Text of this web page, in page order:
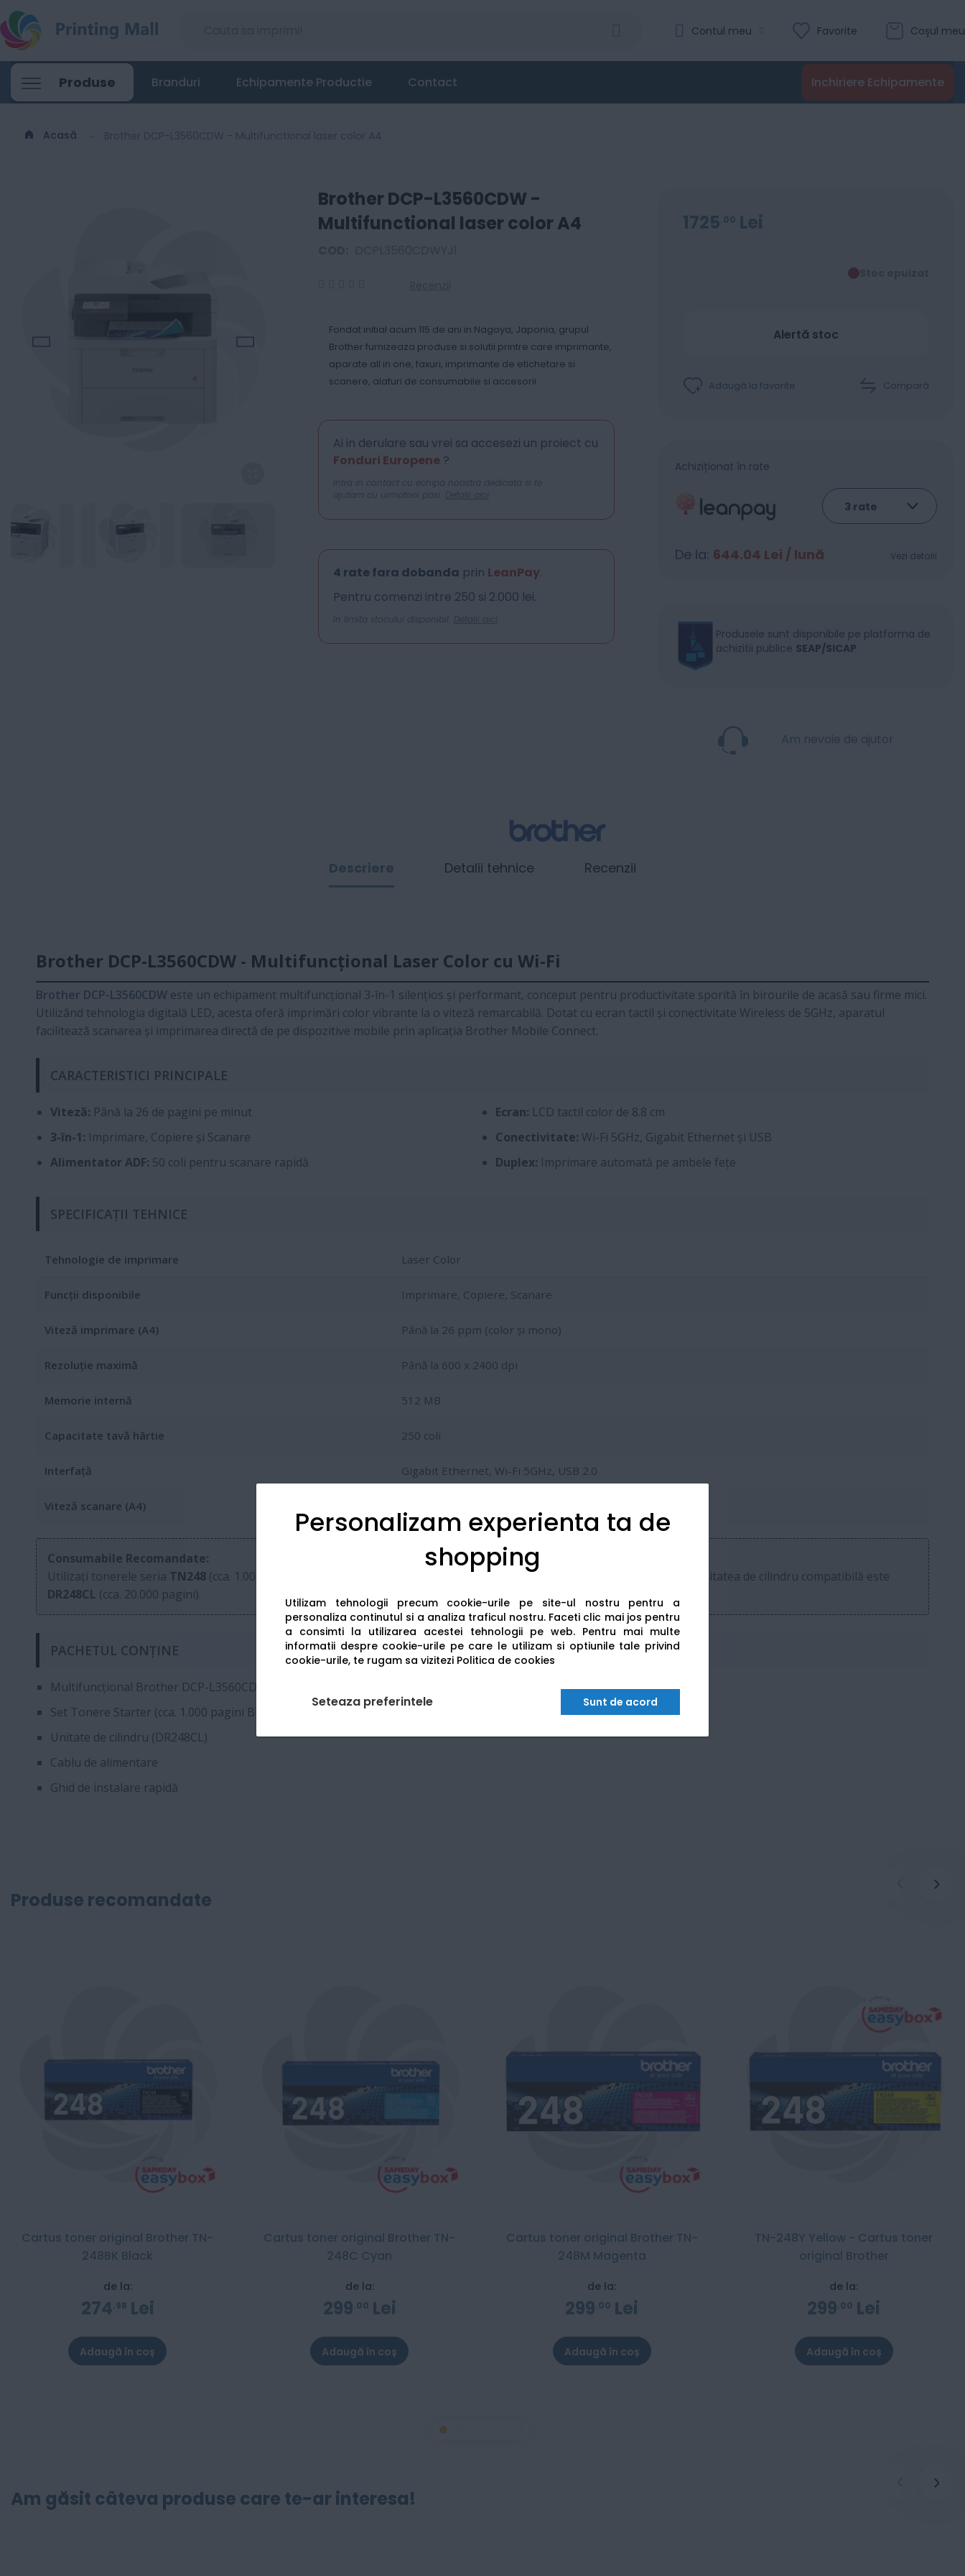
Personalizam experienta ta de
shopping
Utilizam tehnologii precum cookie-urile pe site-ul nostru pentru a
personaliza continutul si a analiza traficul nostru. Faceti clic mai jos pentru
a consimti la utilizarea acestei tehnologii pe web. Pentru mai multe
informatii despre cookie-urile pe care le utilizam si optiunile tale privind
cookie-urile, te rugam sa vizitezi Politica de cookies
Seteaza preferintele Sunt de acord
Coșul meu
Favorite
Contul meu
Produse Inchiriere Echipamente
Branduri Echipamente Productie Contact
Acasă Brother DCP-L3560CDW - Multifunctional laser color A4
Brother DCP-L3560CDW -
Multifunctional laser color A4
Fondat initial acum 115 de ani in Nagoya, Japonia, grupul
Brother furnizeaza produse si solutii printre care imprimante,
aparate all in one, faxuri, imprimante de etichetare si
scanere, alaturi de consumabile si accesorii.
Ai in derulare sau vrei sa accesezi un proiect cu
Fonduri Europene?
Intra in contact cu echipa noastra dedicata si te
ajutam cu urmatorii pasi. Detalii aici
4 rate fara dobanda prin LeanPay.
Pentru comenzi intre 250 si 2.000 lei.
In limita stocului disponibil. Detalii aici
1725 00 Lei
Stoc epuizat
Alertă stoc
Adaugă la favorite Compară
Achiziționat în rate
De la: 644.04 Lei / lună Vezi detalii
Produsele sunt disponibile pe platforma de
achizitii publice SEAP/SICAP
Am nevoie de ajutor
Descriere
Brother DCP-L3560CDW - Multifuncțional Laser Color cu Wi-Fi
Brother DCP-L3560CDW este un echipament multifuncțional 3-în-1 silențios și performant, conceput pentru productivitate sporită în birourile de acasă sau firme mici.
Utilizând tehnologia digitală LED, acesta oferă imprimări color vibrante la o viteză remarcabilă. Dotat cu ecran tactil și conectivitate Wireless de 5GHz, aparatul
facilitează scanarea și imprimarea directă de pe dispozitive mobile prin aplicația Brother Mobile Connect.
CARACTERISTICI PRINCIPALE
Viteză: Până la 26 de pagini pe minut
3-în-1: Imprimare, Copiere și Scanare
Alimentator ADF: 50 coli pentru scanare rapidă
Ecran: LCD tactil color de 8.8 cm
Conectivitate: Wi-Fi 5GHz, Gigabit Ethernet și USB
Duplex: Imprimare automată pe ambele fețe
SPECIFICAȚII TEHNICE
Tehnologie de imprimare Laser Color
Funcții disponibile Imprimare, Copiere, Scanare
Viteză imprimare (A4) Până la 26 ppm (color și mono)
Rezoluție maximă Până la 600 x 2400 dpi
Memorie internă 512 MB
Capacitate tavă hârtie 250 coli
Interfață Gigabit Ethernet, Wi-Fi 5GHz, USB 2.0
Viteză scanare (A4)
Consumabile Recomandate:
Utilizați tonerele seria TN248 (cca. 1.000 pagini) sau
(capacitate mare: 3.000 pagini Negru / 2.300 pagini Color). Unitatea de cilindru compatibilă este
DR248CL (cca. 20.000 pagini).
PACHETUL CONȚINE
Multifuncțional Brother DCP-L3560CDW
Set Tonere Starter (cca. 1.000 pagini BK/CMY)
Unitate de cilindru (DR248CL)
Cablu de alimentare
Ghid de instalare rapidă
Detalii tehnice Recenzii
Produse recomandate
Cartus toner original Brother TN-
248BK Black
de la:
274 98 Lei
Adaugă în coș
Cartus toner original Brother TN-
248C Cyan
de la:
299 00 Lei
Adaugă în coș
Cartus toner original Brother TN-
248M Magenta
de la:
299 00 Lei
Adaugă în coș
TN-248Y Yellow - Cartus toner
original Brother
de la:
299 00 Lei
Adaugă în coș
Am găsit câteva produse care te-ar interesa!